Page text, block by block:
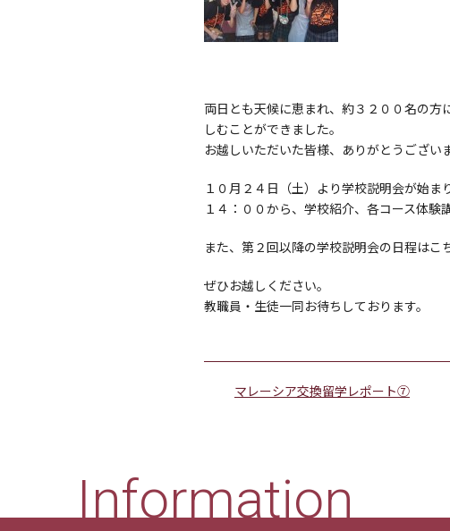
両日とも天候に恵まれ、約３２００名の方
しむことができました。
お越しいただいた皆様、ありがとうござい
１０月２４日（土）より学校説明会が始ま
１４：００から、学校紹介、各コース体験
また、第２回以降の学校説明会の日程はこ
ぜひお越しください。
教職員・生徒一同お待ちしております。
マレーシア交換留学レポート⑦
Information